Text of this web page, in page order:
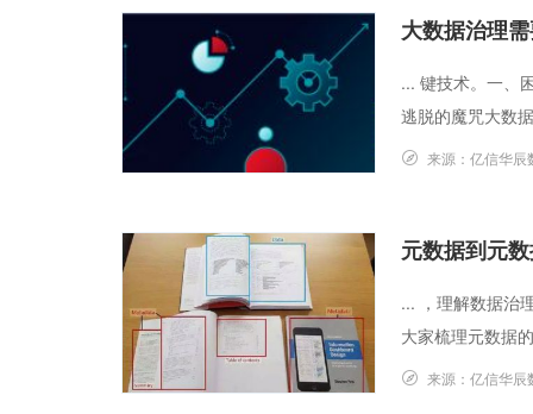
大数据治理
... 键技术。一、
逃脱的魔咒大数
来源： 亿信华辰
元数据到元
... ，理解数据治
大家梳理元数据
来源： 亿信华辰